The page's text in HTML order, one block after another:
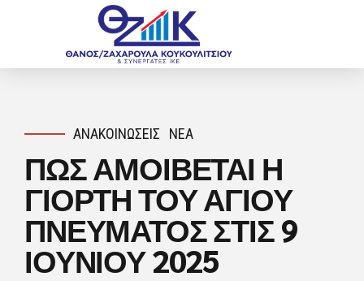
ΑΝΑΚΟΙΝΏΣΕΙΣ ΝΈΑ
ΠΩΣ ΑΜΟΙΒΕΤΑΙ Η
ΓΙΟΡΤΗ ΤΟΥ ΑΓΙΟΥ
ΠΝΕΥΜΑΤΟΣ ΣΤΙΣ 9
ΙΟΥΝΙΟΥ 2025